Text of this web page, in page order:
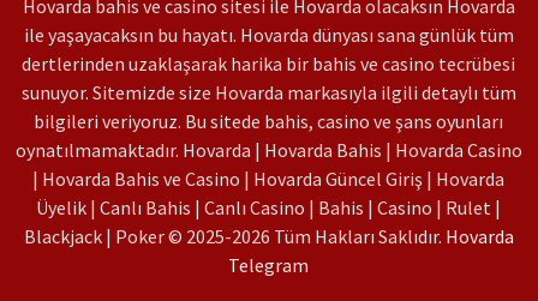
Hovarda bahis ve casino sitesi ile Hovarda olacaksın Hovarda
ile yaşayacaksın bu hayatı. Hovarda dünyası sana günlük tüm
dertlerinden uzaklaşarak harika bir bahis ve casino tecrübesi
sunuyor. Sitemizde size Hovarda markasıyla ilgili detaylı tüm
bilgileri veriyoruz. Bu sitede bahis, casino ve şans oyunları
oynatılmamaktadır. Hovarda | Hovarda Bahis | Hovarda Casino
| Hovarda Bahis ve Casino | Hovarda Güncel Giriş | Hovarda
Üyelik | Canlı Bahis | Canlı Casino | Bahis | Casino | Rulet |
Blackjack | Poker © 2025-2026 Tüm Hakları Saklıdır. Hovarda
Telegram